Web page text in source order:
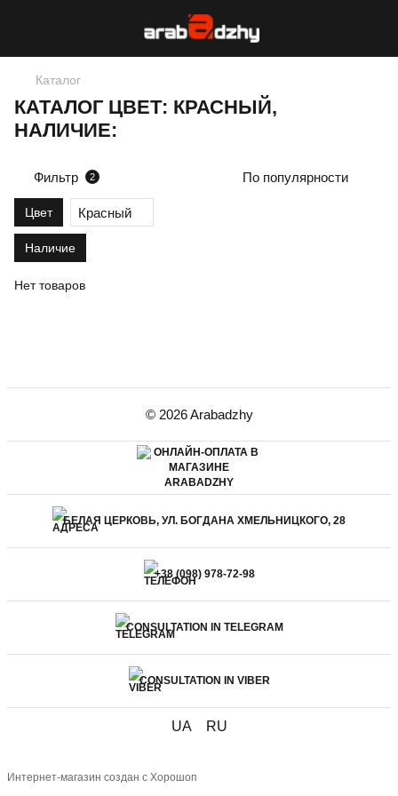
Каталог
КАТАЛОГ ЦВЕТ: КРАСНЫЙ,
НАЛИЧИЕ:
Фильтр 2 По популярности
Цвет Красный
Наличие
Нет товаров
© 2026 Arabadzhy
БЕЛАЯ ЦЕРКОВЬ, УЛ. БОГДАНА ХМЕЛЬНИЦКОГО, 28
+38 (098) 978-72-98
CONSULTATION IN TELEGRAM
CONSULTATION IN VIBER
UA RU
Интернет-магазин создан с Хорошоп